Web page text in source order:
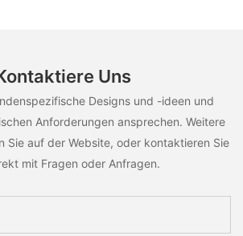
Uns
Designs und -ideen und
Anforderungen ansprechen. Weitere
Sie auf der Website, oder kontaktieren Sie
mit Fragen oder Anfragen.